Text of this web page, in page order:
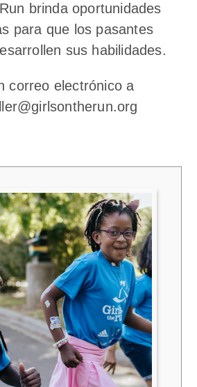
brinda oportunidades
para que los pasantes
sus habilidades.
correo electrónico a